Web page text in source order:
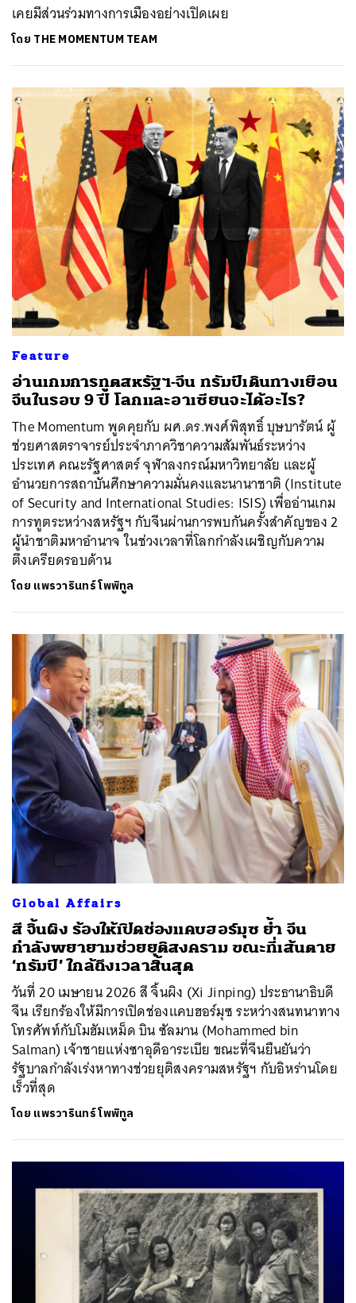
เคยมีส่วนร่วมทางการเมืองอย่างเปิดเผย
โดย THE MOMENTUM TEAM
Feature
อ่านเกมการทูตสหรัฐฯ-จีน ทรัมป์เดินทางเยือน
จีนในรอบ 9 ปี โลกและอาเซียนจะได้อะไร?
The Momentum พูดคุยกับ ผศ.ดร.พงศ์พิสุทธิ์ บุษบารัตน์ ผู้
ช่วยศาสตราจารย์ประจำภาควิชาความสัมพันธ์ระหว่าง
ประเทศ คณะรัฐศาสตร์ จุฬาลงกรณ์มหาวิทยาลัย และผู้
อำนวยการสถาบันศึกษาความมั่นคงและนานาชาติ (Institute
of Security and International Studies: ISIS) เพื่ออ่านเกม
การทูตระหว่างสหรัฐฯ กับจีนผ่านการพบกันครั้งสำคัญของ 2
ผู้นำชาติมหาอำนาจ ในช่วงเวลาที่โลกกำลังเผชิญกับความ
ตึงเครียดรอบด้าน
โดย แพรวารินทร์ โพพิทูล
Global Affairs
สี จิ้นผิง ร้องให้เปิดช่องแคบฮอร์มุซ ย้ำ จีน
กำลังพยายามช่วยยุติสงคราม ขณะที่เส้นตาย
‘ทรัมป์’ ใกล้ถึงเวลาสิ้นสุด
วันที่ 20 เมษายน 2026 สี จิ้นผิง (Xi Jinping) ประธานาธิบดี
จีน เรียกร้องให้มีการเปิดช่องแคบฮอร์มุซ ระหว่างสนทนาทาง
โทรศัพท์กับโมฮัมเหม็ด บิน ซัลมาน (Mohammed bin
Salman) เจ้าชายแห่งซาอุดีอาระเบีย ขณะที่จีนยืนยันว่า
รัฐบาลกำลังเร่งหาทางช่วยยุติสงครามสหรัฐฯ กับอิหร่านโดย
เร็วที่สุด
โดย แพรวารินทร์ โพพิทูล
ค้นหา
SHARE TWEET LINE EMAIL